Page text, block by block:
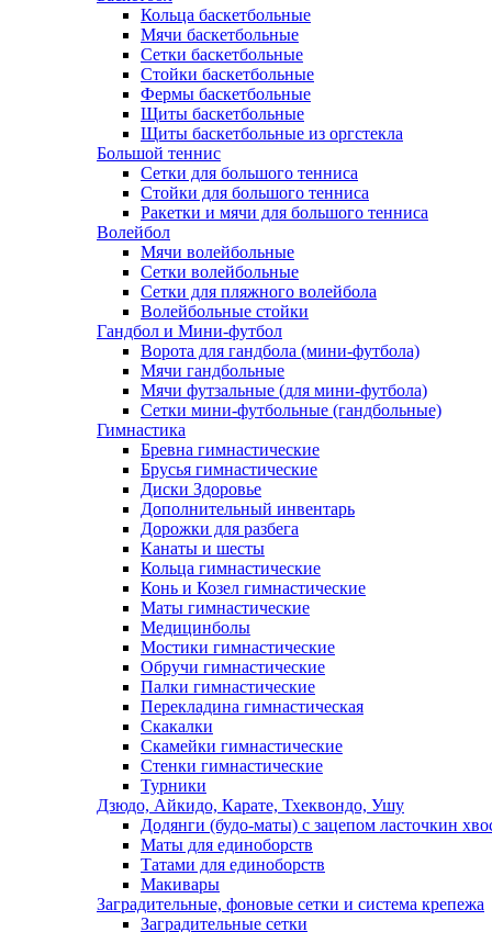
Кольца баскетбольные
Мячи баскетбольные
Сетки баскетбольные
Стойки баскетбольные
Фермы баскетбольные
Щиты баскетбольные
Щиты баскетбольные из оргстекла
Большой теннис
Сетки для большого тенниса
Стойки для большого тенниса
Ракетки и мячи для большого тенниса
Волейбол
Мячи волейбольные
Сетки волейбольные
Сетки для пляжного волейбола
Волейбольные стойки
Гандбол и Мини-футбол
Ворота для гандбола (мини-футбола)
Мячи гандбольные
Мячи футзальные (для мини-футбола)
Сетки мини-футбольные (гандбольные)
Гимнастика
Бревна гимнастические
Брусья гимнастические
Диски Здоровье
Дополнительный инвентарь
Дорожки для разбега
Канаты и шесты
Кольца гимнастические
Конь и Козел гимнастические
Маты гимнастические
Медицинболы
Мостики гимнастические
Обручи гимнастические
Палки гимнастические
Перекладина гимнастическая
Скакалки
Скамейки гимнастические
Стенки гимнастические
Турники
Дзюдо, Айкидо, Карате, Тхеквондо, Ушу
Додянги (будо-маты) с зацепом ласточкин
Маты для единоборств
Татами для единоборств
Макивары
Заградительные, фоновые сетки и система крепежа
Заградительные сетки